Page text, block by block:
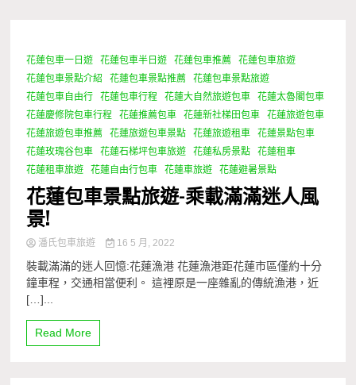
1 Minute
花蓮包車一日遊 花蓮包車半日遊 花蓮包車推薦
花蓮包車旅遊
花蓮包車景點介紹
花蓮包車景點推薦
花蓮包車景點旅遊
花蓮包車自由行
花蓮包車行程 花蓮大自然旅遊包車
花蓮太魯閣包車
花蓮慶修院包車行程
花蓮推薦包車 花蓮新社梯田包車
花蓮旅遊包車
花蓮旅遊包車推薦
花蓮旅遊包車景點 花蓮旅遊租車
花蓮景點包車
花蓮玫瑰谷包車
花蓮石梯坪包車旅遊 花蓮私房景點
花蓮租車
花蓮租車旅遊
花蓮自由行包車 花蓮車旅遊 花蓮避暑景點
花蓮包車景點旅遊-乘載滿滿迷人風
景!
潘氏包車旅遊 16 5 月, 2022
裝載滿滿的迷人回憶:花蓮漁港 花蓮漁港距花蓮市區僅約十分
鐘車程，交通相當便利。 這裡原是一座雜亂的傳統漁港，近
[…]...
Read More